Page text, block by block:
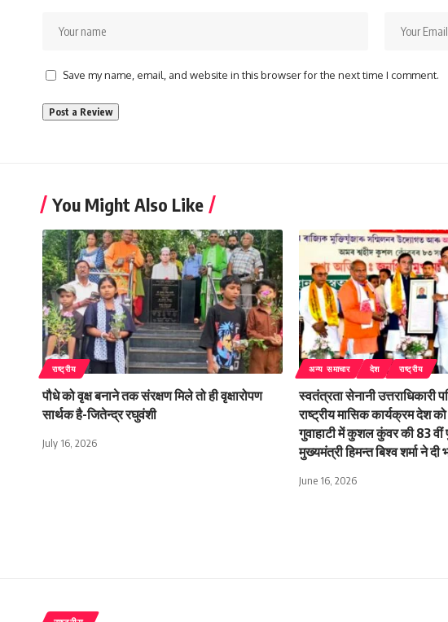
Save my name, email, and website in this browser for the next time I comment.
You Might Also Like
राष्ट्रीय
पौधे को वृक्ष बनाने तक संरक्षण मिले तो ही वृक्षारोपण
सार्थक है-जितेन्द्र रघुवंशी
July 16, 2026
अन्य समाचार देश राष्ट्रीय
स्वतंत्रता सेनानी उत्तराधिकारी
राष्ट्रीय मासिक कार्यक्रम देश
गुवाहाटी में कुशल कुंवर की 83 वीं
मुख्यमंत्री हिमन्त बिश्व शर्मा ने दी
June 16, 2026